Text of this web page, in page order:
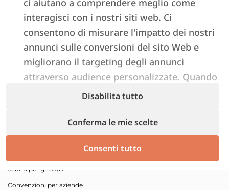
Parlano di noi
Prenota un soggiorno
Soggiorni lunghi
Sconti per gli ospiti
Convenzioni per aziende
PROPRIETARI
Gestisci con Italianway
Investi con Italianway
Area proprietari
ci aiutano a comprendere meglio come
interagisci con i nostri siti web. Ci
consentono di misurare l'impatto dei nostri
annunci sulle conversioni del sito Web e
migliorano il targeting degli annunci
attraverso audience personalizzate. Quando
possibile, potremmo condividere con
e-mail, numero di telefono o indirizzo.
Disabilita tutto
Conferma le mie scelte
Consenti tutto